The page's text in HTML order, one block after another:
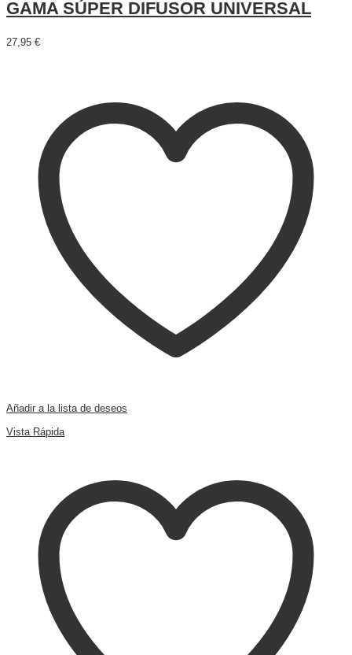
GAMA SÚPER DIFUSOR UNIVERSAL
27,95 €
Añadir a la lista de deseos
Vista Rápida